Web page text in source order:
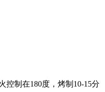
控制在180度，烤制10-15分